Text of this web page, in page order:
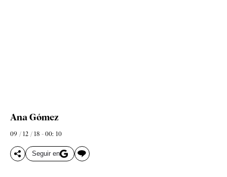
Ana Gómez
09 / 12 / 18 - 00: 10
Seguir en